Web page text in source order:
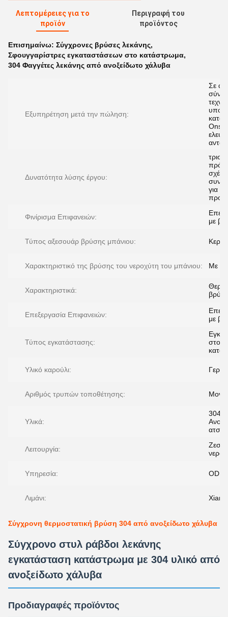
Λεπτομέρειες για το
προϊόν
Περιγραφή του
προϊόντος
Επισημαίνω: Σύγχρονες βρύσες λεκάνης,
Σφουγγαρίστρες εγκαταστάσεων στο κατάστρωμα,
304 Φαγγέτες λεκάνης από ανοξείδωτο χάλυβα
Εξυπηρέτηση μετά την πώληση:
Σε
Δυνατότητα λύσης έργου:
για τα
Φινίρισμα Επιφανειών:
με
Τύπος αξεσουάρ βρύσης μπάνιου:
Χαρακτηριστικό της βρύσης του νεροχύτη του μπάνιου: Με
Χαρακτηριστικά:
Επεξεργασία Επιφανειών:
με
Τύπος εγκατάστασης:
στο
Υλικό καρούλι:
Αριθμός τρυπών τοποθέτησης: Μονή
Υλικά:
304
Λειτουργία:
νερό
Υπηρεσία:
Λιμάνι:
Σύγχρονη θερμοστατική βρύση 304 από ανοξείδωτο χάλυβα
Σύγχρονο στυλ ράβδοι λεκάνης
εγκατάσταση κατάστρωμα με 304 υλικό από
ανοξείδωτο χάλυβα
Προδιαγραφές προϊόντος